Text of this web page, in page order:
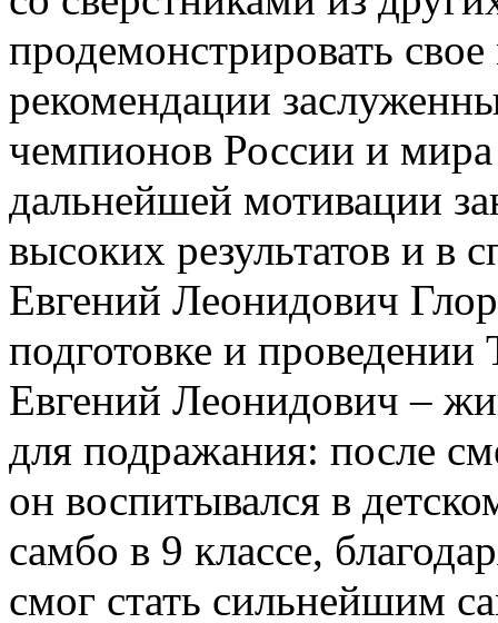
продемонстрировать
рекомендации
чемпионов России и
дальнейшей мотивации
высоких результатов и в
Евгений Леонидович
подготовке и
Евгений Леонидович –
для подражания: после
он воспитывался в
самбо в 9 классе,
смог стать сильнейшим